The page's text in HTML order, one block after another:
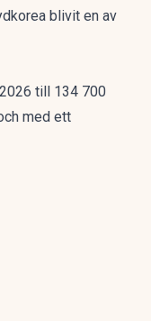
blivit en av
till 134 700
med ett